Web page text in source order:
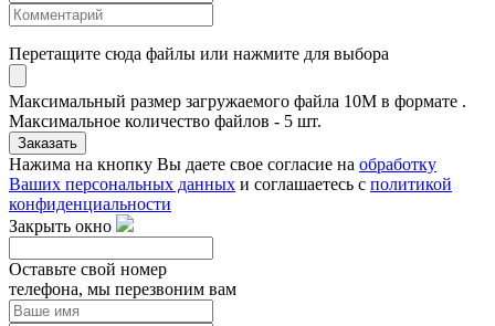
Перетащите сюда файлы или нажмите для выбора
Максимальный размер загружаемого файла 10M в формате .
Максимальное количество файлов - 5 шт.
Заказать
Нажима на кнопку Вы даете свое согласие на обработку
Ваших персональных данных и соглашаетесь с политикой
конфиденциальности
Закрыть окно
Оставьте свой номер
телефона, мы перезвоним вам